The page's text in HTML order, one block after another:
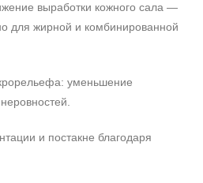
выработки кожного сала —
для жирной и комбинированной
уменьшение
и постакне благодаря